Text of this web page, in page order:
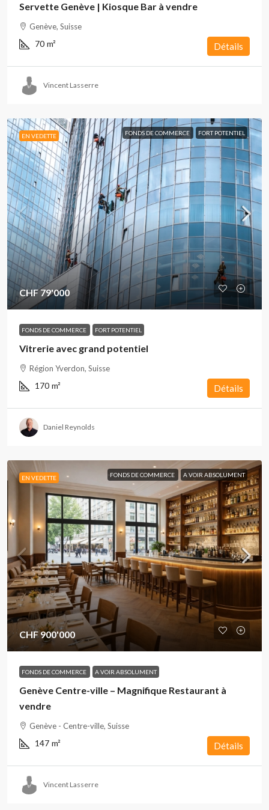
Servette Genève | Kiosque Bar à vendre
Genève, Suisse
70 m² Détails
Vincent Lasserre
EN VEDETTE FONDS DE COMMERCE FORT POTENTIEL
CHF 79'000
FONDS DE COMMERCE FORT POTENTIEL
Vitrerie avec grand potentiel
Région Yverdon, Suisse
170 m² Détails
Daniel Reynolds
EN VEDETTE FONDS DE COMMERCE A VOIR ABSOLUMENT
CHF 900'000
FONDS DE COMMERCE A VOIR ABSOLUMENT
Genève Centre-ville – Magnifique Restaurant à
vendre
Genève - Centre-ville, Suisse
147 m² Détails
Vincent Lasserre